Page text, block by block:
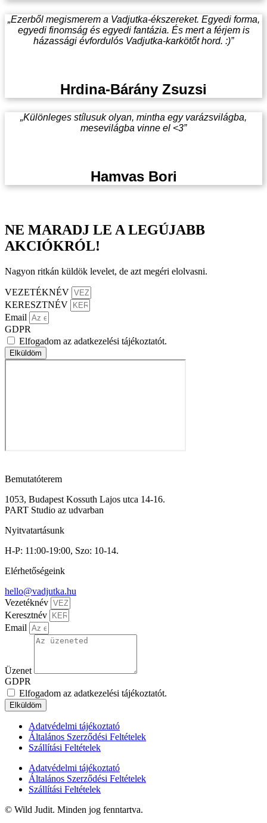
„Ezerből megismerem a Vadjutka-ékszereket. Egyedi forma,
egyedi finomság és egyedi fantázia. És mert a férjem is
házassági évfordulós Vadjutka-karkötőt hord. :)”
Hrdina-Bárány Zsuzsi
„Különleges stílusuk olyan, mintha egy varázsvilágba,
mesevilágba vinne el <3”
Hamvas Bori
NE MARADJ LE A LEGÚJABB
AKCIÓKRÓL!
Nagyon ritkán küldök levelet, de azt megéri elolvasni.
VEZETÉKNÉV
KERESZTNÉV
Email
GDPR
Elfogadom az adatkezelési tájékoztatót.
Elküldöm
Bemutatóterem
1053, Budapest Kossuth Lajos utca 14-16.
PART Studio az udvarban
Nyitvatartásunk
H-P: 11:00-19:00, Szo: 10-14.
Elérhetőségeink
hello@vadjutka.hu
Vezetéknév
Keresztnév
Email
Üzenet
GDPR
Elfogadom az adatkezelési tájékoztatót.
Elküldöm
Adatvédelmi tájékoztató
Általános Szerződési Feltételek
Szállítási Feltételek
Adatvédelmi tájékoztató
Általános Szerződési Feltételek
Szállítási Feltételek
© Wild Judit. Minden jog fenntartva.